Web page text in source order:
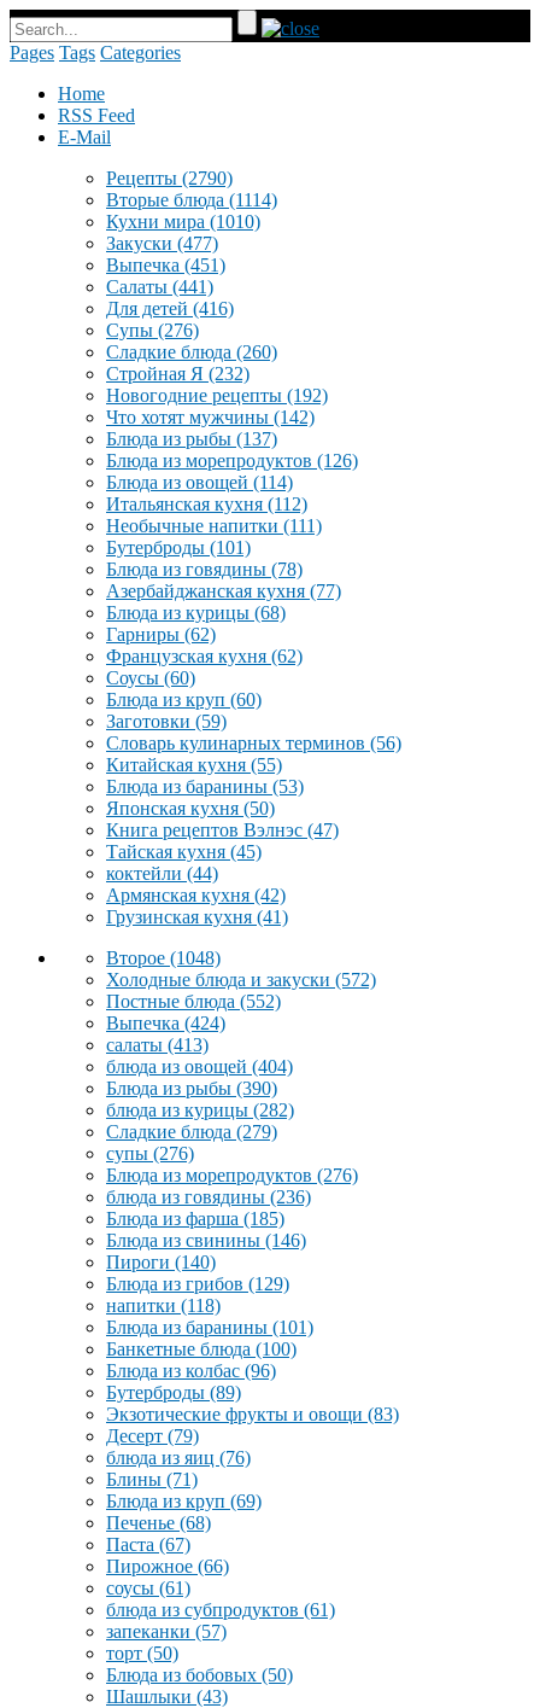
Pages Tags Categories
Home
RSS Feed
E-Mail
Рецепты (2790)
Вторые блюда (1114)
Кухни мира (1010)
Закуски (477)
Выпечка (451)
Салаты (441)
Для детей (416)
Супы (276)
Сладкие блюда (260)
Стройная Я (232)
Новогодние рецепты (192)
Что хотят мужчины (142)
Блюда из рыбы (137)
Блюда из морепродуктов (126)
Блюда из овощей (114)
Итальянская кухня (112)
Необычные напитки (111)
Бутерброды (101)
Блюда из говядины (78)
Азербайджанская кухня (77)
Блюда из курицы (68)
Гарниры (62)
Французская кухня (62)
Соусы (60)
Блюда из круп (60)
Заготовки (59)
Словарь кулинарных терминов (56)
Китайская кухня (55)
Блюда из баранины (53)
Японская кухня (50)
Книга рецептов Вэлнэс (47)
Тайская кухня (45)
коктейли (44)
Армянская кухня (42)
Грузинская кухня (41)
Второе (1048)
Холодные блюда и закуски (572)
Постные блюда (552)
Выпечка (424)
салаты (413)
блюда из овощей (404)
Блюда из рыбы (390)
блюда из курицы (282)
Сладкие блюда (279)
супы (276)
Блюда из морепродуктов (276)
блюда из говядины (236)
Блюда из фарша (185)
Блюда из свинины (146)
Пироги (140)
Блюда из грибов (129)
напитки (118)
Блюда из баранины (101)
Банкетные блюда (100)
Блюда из колбас (96)
Бутерброды (89)
Экзотические фрукты и овощи (83)
Десерт (79)
блюда из яиц (76)
Блины (71)
Блюда из круп (69)
Печенье (68)
Паста (67)
Пирожное (66)
соусы (61)
блюда из субпродуктов (61)
запеканки (57)
торт (50)
Блюда из бобовых (50)
Шашлыки (43)